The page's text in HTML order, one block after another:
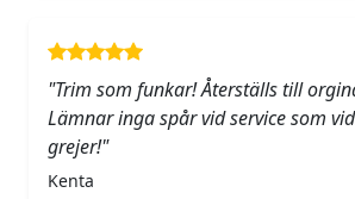
"Trim som funkar! Återställs till
Lämnar inga spår vid service som
grejer!"
Kenta